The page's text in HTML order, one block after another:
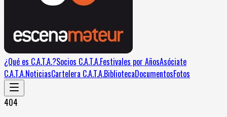
¿Qué es C.A.T.A.?Socios C.A.T.A.Festivales por AñosAsóciate
C.A.T.A.NoticiasCartelera C.A.T.A.BibliotecaDocumentosFotos
404